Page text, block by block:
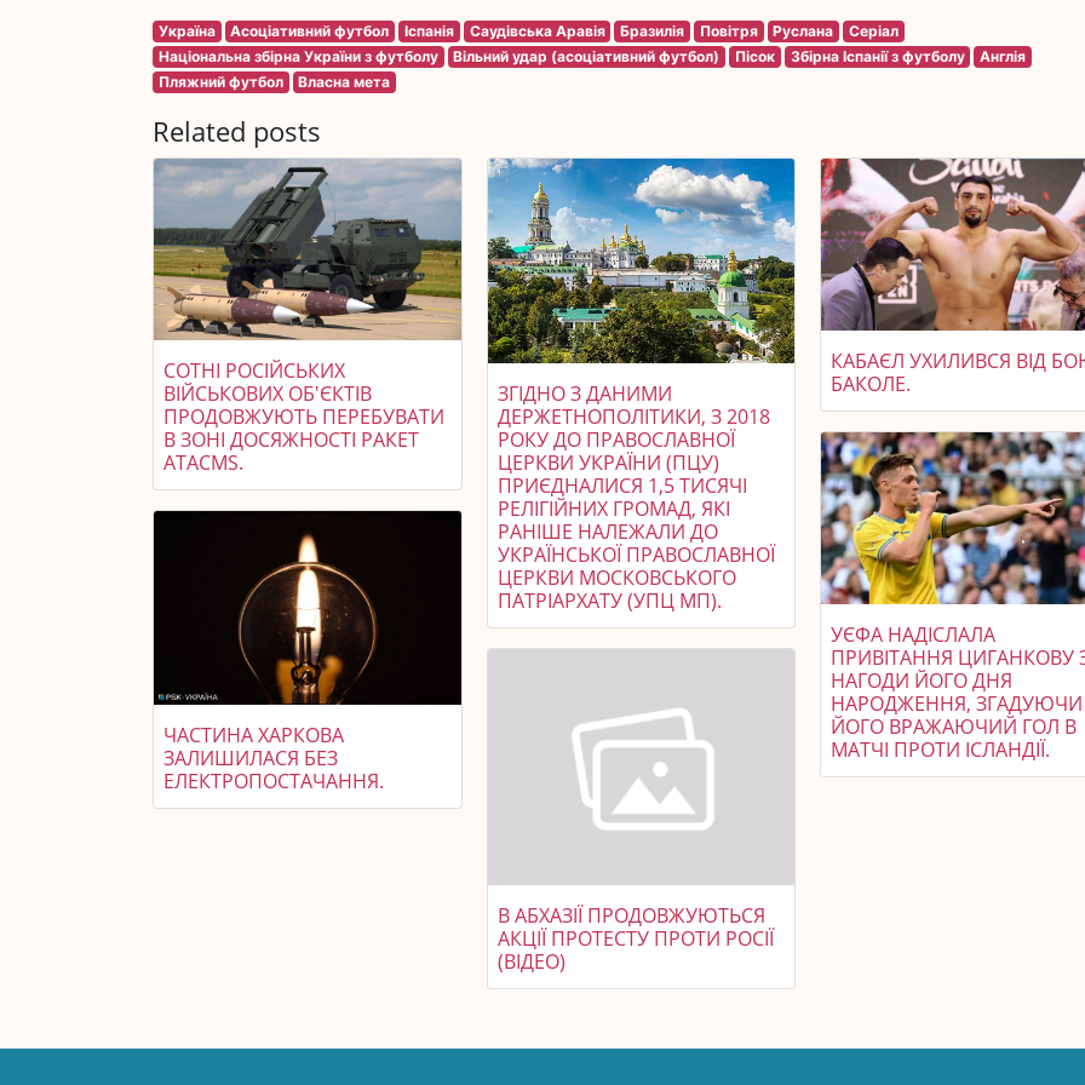
Україна Асоціативний футбол Іспанія Саудівська Аравія Бразилія Повітря Руслана
Серіал
Національна збірна України з футболу
Вільний удар (асоціативний футбол) Пісок Збірна Іспанії з футболу
Англія
Пляжний футбол
Власна мета
Related posts
СОТНІ РОСІЙСЬКИХ
ВІЙСЬКОВИХ ОБ'ЄКТІВ
ПРОДОВЖУЮТЬ ПЕРЕБУВАТИ
В ЗОНІ ДОСЯЖНОСТІ РАКЕТ
ATACMS.
ЧАСТИНА ХАРКОВА
ЗАЛИШИЛАСЯ БЕЗ
ЕЛЕКТРОПОСТАЧАННЯ.
ЗГІДНО З ДАНИМИ
ДЕРЖЕТНОПОЛІТИКИ, З 2018
РОКУ ДО ПРАВОСЛАВНОЇ
ЦЕРКВИ УКРАЇНИ (ПЦУ)
ПРИЄДНАЛИСЯ 1,5 ТИСЯЧІ
РЕЛІГІЙНИХ ГРОМАД, ЯКІ
РАНІШЕ НАЛЕЖАЛИ ДО
УКРАЇНСЬКОЇ ПРАВОСЛАВНОЇ
ЦЕРКВИ МОСКОВСЬКОГО
ПАТРІАРХАТУ (УПЦ МП).
В АБХАЗІЇ ПРОДОВЖУЮТЬСЯ
АКЦІЇ ПРОТЕСТУ ПРОТИ РОСІЇ
(ВІДЕО)
КАБАЄЛ УХИЛИВСЯ ВІД
БАКОЛЕ.
УЄФА НАДІСЛАЛА
ПРИВІТАННЯ ЦИГАНКОВУ
НАГОДИ ЙОГО ДНЯ
НАРОДЖЕННЯ, ЗГАДУЮЧИ
ЙОГО ВРАЖАЮЧИЙ ГОЛ В
МАТЧІ ПРОТИ ІСЛАНДІЇ.